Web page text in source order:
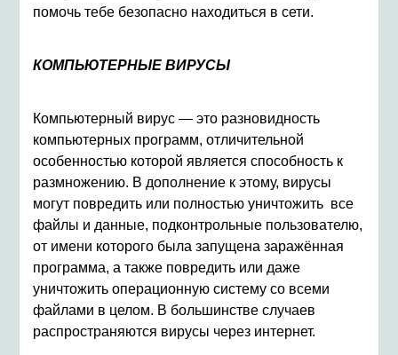
помочь тебе безопасно находиться в сети.
КОМПЬЮТЕРНЫЕ ВИРУСЫ
Компьютерный вирус — это разновидность
компьютерных программ, отличительной
особенностью которой является способность к
размножению. В дополнение к этому, вирусы
могут повредить или полностью уничтожить все
файлы и данные, подконтрольные пользователю,
от имени которого была запущена заражённая
программа, а также повредить или даже
уничтожить операционную систему со всеми
файлами в целом. В большинстве случаев
распространяются вирусы через интернет.